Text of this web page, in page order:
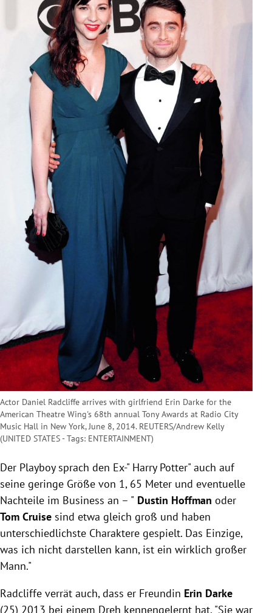
Actor Daniel Radcliffe arrives with girlfriend Erin Darke for the
American Theatre Wing's 68th annual Tony Awards at Radio City
Music Hall in New York, June 8, 2014. REUTERS/Andrew Kelly
(UNITED STATES - Tags: ENTERTAINMENT)
Der Playboy sprach den Ex-" Harry Potter" auch auf
seine geringe Größe von 1, 65 Meter und eventuelle
Nachteile im Business an – " Dustin Hoffman oder
Tom Cruise sind etwa gleich groß und haben
unterschiedlichste Charaktere gespielt. Das Einzige,
was ich nicht darstellen kann, ist ein wirklich großer
Mann."
Radcliffe verrät auch, dass er Freundin Erin Darke
(25) 2013 bei einem Dreh kennengelernt hat. "Sie war